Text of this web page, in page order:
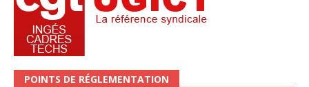
POINTS DE RÉGLEMENTATION